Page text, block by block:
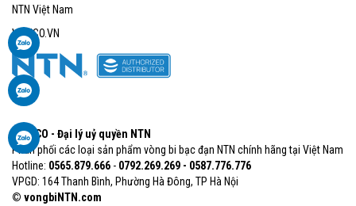
NTN Việt Nam
VOBICO.VN
VOBICO - Đại lý uỷ quyền NTN
Phân phối các loại sản phẩm vòng bi bạc đạn NTN chính hãng tại Việt Nam
Hotline: 0565.879.666​ - 0792.269.269 - 0587.776.776
VPGD: 164 Thanh Bình, Phường Hà Đông, TP Hà Nội
© vongbiNTN.com